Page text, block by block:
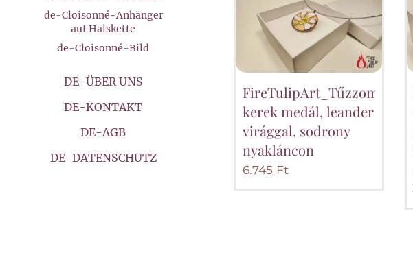
de-Cloisonné-Anhänger
auf Halskette
de-Cloisonné-Bild
DE-ÜBER UNS
DE-KONTAKT
DE-AGB
DE-DATENSCHUTZ
FireTulipArt_Tűzzománc
kerek medál, leander
virággal, sodrony
nyakláncon
6.745 Ft